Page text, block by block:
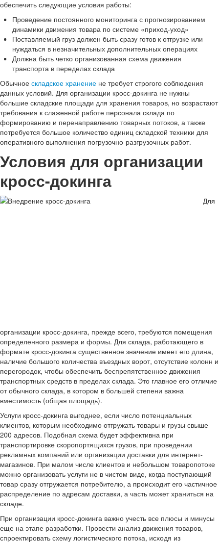
обеспечить следующие условия работы:
Проведение постоянного мониторинга с прогнозированием
динамики движения товара по системе «приход-уход»
Поставляемый груз должен быть сразу готов к отгрузке или
нуждаться в незначительных дополнительных операциях
Должна быть четко организованная схема движения
транспорта в переделах склада
Обычное складское хранение не требует строгого соблюдения
данных условий. Для организации кросс-докинга не нужны
большие складские площади для хранения товаров, но возрастают
требования к слаженной работе персонала склада по
формированию и перенаправлению товарных потоков, а также
потребуется большое количество единиц складской техники для
оперативного выполнения погрузочно-разгрузочных работ.
Условия для организации
кросс-докинга
Для
организации кросс-докинга, прежде всего, требуются помещения
определенного размера и формы. Для склада, работающего в
формате кросс-докинга существенное значение имеет его длина,
наличие большого количества въездных ворот, отсутствие колонн и
перегородок, чтобы обеспечить беспрепятственное движения
транспортных средств в пределах склада. Это главное его отличие
от обычного склада, в котором в большей степени важна
вместимость (общая площадь).
Услуги кросс-докинга выгоднее, если число потенциальных
клиентов, которым необходимо отгружать товары и грузы свыше
200 адресов. Подобная схема будет эффективна при
транспортировке скоропортящихся грузов, при проведении
рекламных компаний или организации доставки для интернет-
магазинов. При малом числе клиентов и небольшом товаропотоке
можно организовать услуги не в чистом виде, когда поступающий
товар сразу отгружается потребителю, а происходит его частичное
распределение по адресам доставки, а часть может храниться на
складе.
При организации кросс-докинга важно учесть все плюсы и минусы
еще на этапе разработки. Провести анализ движения товаров,
спроектировать схему логистического потока, исходя из